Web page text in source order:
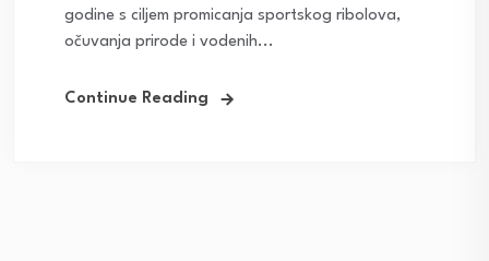
godine s ciljem promicanja sportskog ribolova,
očuvanja prirode i vodenih...
Continue Reading